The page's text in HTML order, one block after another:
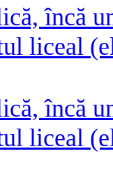
încă
liceal
încă
liceal